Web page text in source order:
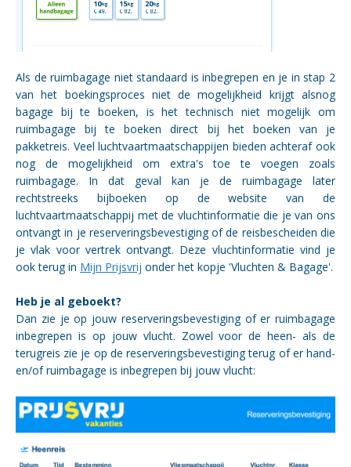
Als de ruimbagage niet standaard is inbegrepen en je in stap 2
van het boekingsproces niet de mogelijkheid krijgt alsnog
bagage bij te boeken, is het technisch niet mogelijk om
ruimbagage bij te boeken direct bij het boeken van je
pakketreis. Veel luchtvaartmaatschappijen bieden achteraf ook
nog de mogelijkheid om extra's toe te voegen zoals
ruimbagage. In dat geval kan je de ruimbagage later
rechtstreeks bijboeken op de website van de
luchtvaartmaatschappij met de vluchtinformatie die je van ons
ontvangt in je reserveringsbevestiging of de reisbescheiden die
je vlak voor vertrek ontvangt. Deze vluchtinformatie vind je
ook terug in Mijn Prijsvrij onder het kopje 'Vluchten & Bagage'.
Heb je al geboekt?
Dan zie je op jouw reserveringsbevestiging of er ruimbagage
inbegrepen is op jouw vlucht. Zowel voor de heen- als de
terugreis zie je op de reserveringsbevestiging terug of er hand-
en/of ruimbagage is inbegrepen bij jouw vlucht: